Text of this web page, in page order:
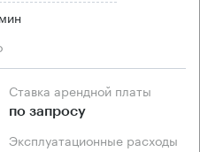
Ставка арендной платы
по запросу
Эксплуатационные расходы